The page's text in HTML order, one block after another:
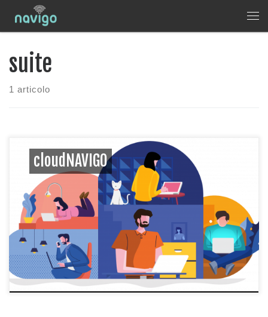
Skip to content
suite
1 articolo
cloudNAVIGO